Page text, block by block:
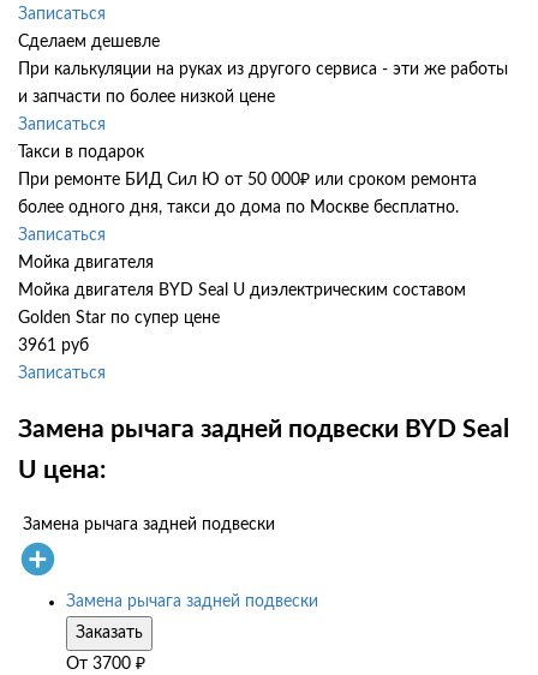
Записаться
Сделаем дешевле
При калькуляции на руках из другого сервиса - эти же работы
и запчасти по более низкой цене
Записаться
Такси в подарок
При ремонте БИД Сил Ю от 50 000₽ или сроком ремонта
более одного дня, такси до дома по Москве бесплатно.
Записаться
Мойка двигателя
Мойка двигателя BYD Seal U диэлектрическим составом
Golden Star по супер цене
3961 руб
Записаться
Замена рычага задней подвески BYD Seal
U цена:
Замена рычага задней подвески
Замена рычага задней подвески
Заказать
От 3700 ₽